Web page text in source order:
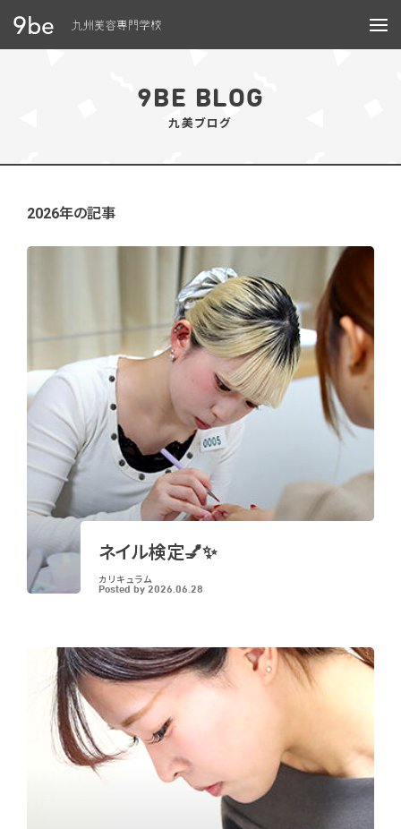
9BE BLOG
九美ブログ
2026年の記事
ネイル検定💅✨
Posted by 2026.06.28
カリキュラム